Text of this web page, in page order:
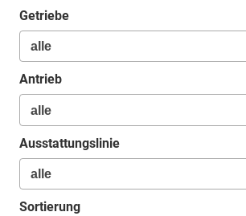
Getriebe
Antrieb
Ausstattungslinie
Sortierung